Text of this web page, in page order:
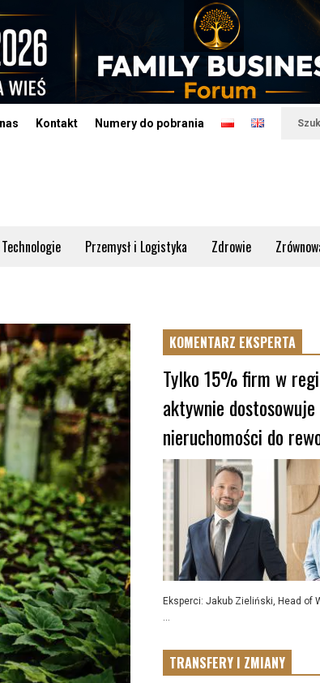
Kontakt Numery do pobrania
Przemysł i Logistyka Zdrowie
KOMENTARZ EKSPERTA
Tylko 15% firm w
aktywnie dostosowuje
nieruchomości do
Eksperci: Jakub Zieliński, Head of
...
TRANSFERY I ZMIANY